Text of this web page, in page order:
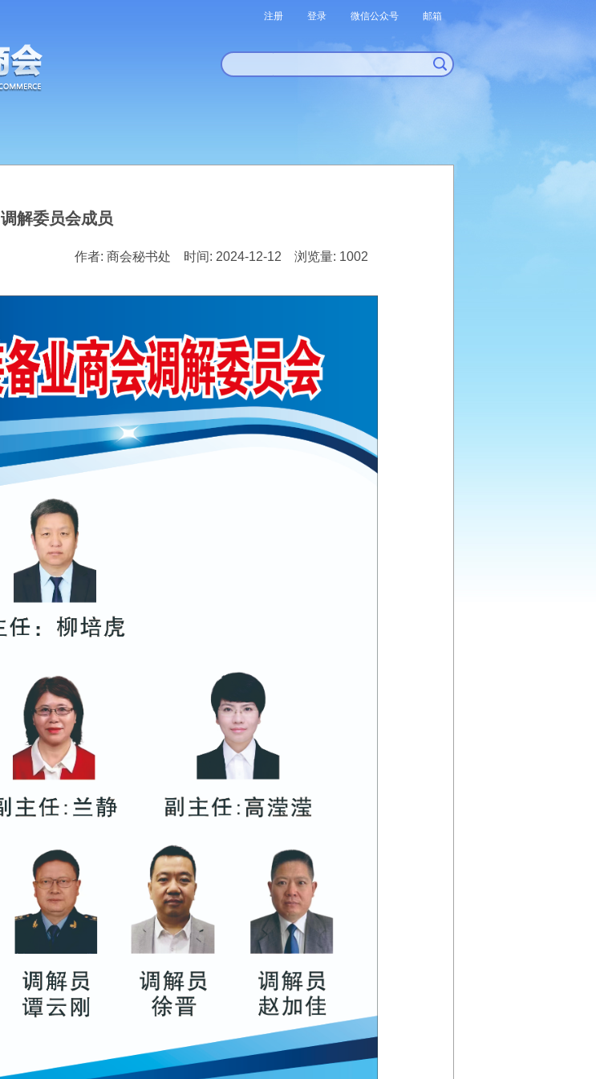
邮箱
微信公众号
登录
注册
调解委员会成员
作者: 商会秘书处 时间: 2024-12-12 浏览量: 1002